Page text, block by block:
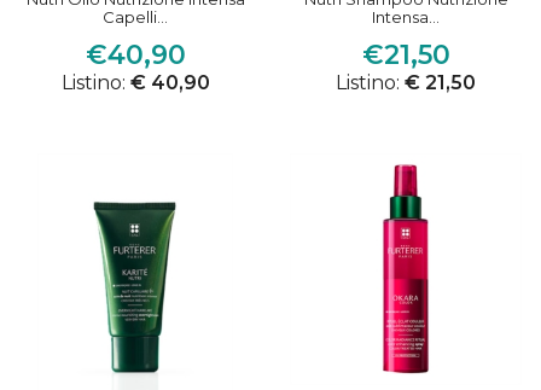
Capelli...
€40,90
Listino: € 40,90
Intensa...
€21,50
Listino: € 21,50